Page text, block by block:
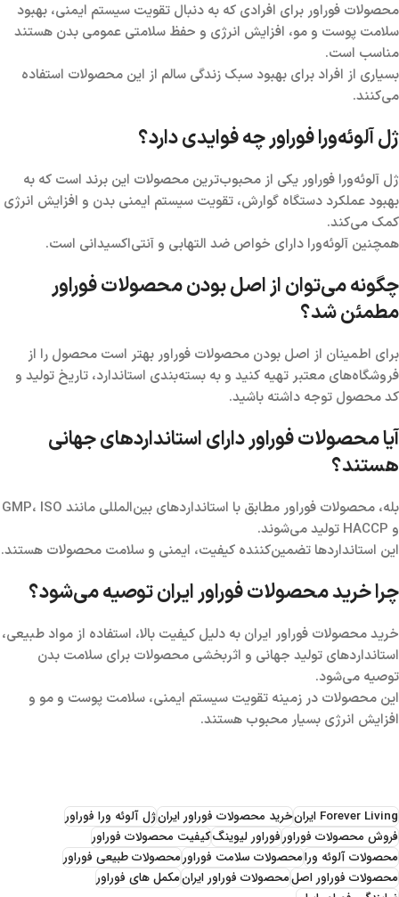
محصولات فوراور برای افرادی که به دنبال تقویت سیستم ایمنی، بهبود
سلامت پوست و مو، افزایش انرژی و حفظ سلامتی عمومی بدن هستند
مناسب است.
بسیاری از افراد برای بهبود سبک زندگی سالم از این محصولات استفاده
می‌کنند.
ژل آلوئه‌ورا فوراور چه فوایدی دارد؟
ژل آلوئه‌ورا فوراور یکی از محبوب‌ترین محصولات این برند است که به
بهبود عملکرد دستگاه گوارش، تقویت سیستم ایمنی بدن و افزایش انرژی
کمک می‌کند.
همچنین آلوئه‌ورا دارای خواص ضد التهابی و آنتی‌اکسیدانی است.
چگونه می‌توان از اصل بودن محصولات فوراور
مطمئن شد؟
برای اطمینان از اصل بودن محصولات فوراور بهتر است محصول را از
فروشگاه‌های معتبر تهیه کنید و به بسته‌بندی استاندارد، تاریخ تولید و
کد محصول توجه داشته باشید.
آیا محصولات فوراور دارای استانداردهای جهانی
هستند؟
بله، محصولات فوراور مطابق با استانداردهای بین‌المللی مانند GMP، ISO
و HACCP تولید می‌شوند.
این استانداردها تضمین‌کننده کیفیت، ایمنی و سلامت محصولات هستند.
چرا خرید محصولات فوراور ایران توصیه می‌شود؟
خرید محصولات فوراور ایران به دلیل کیفیت بالا، استفاده از مواد طبیعی،
استانداردهای تولید جهانی و اثربخشی محصولات برای سلامت بدن
توصیه می‌شود.
این محصولات در زمینه تقویت سیستم ایمنی، سلامت پوست و مو و
افزایش انرژی بسیار محبوب هستند.
Forever Living ایران خرید محصولات فوراور ایرانژل آلوئه ورا فوراور
فروش محصولات فوراورفوراور لیوینگکیفیت محصولات فوراور
محصولات آلوئه ورامحصولات سلامت فوراورمحصولات طبیعی فوراور
محصولات فوراور اصلمحصولات فوراور ایرانمکمل های فوراور